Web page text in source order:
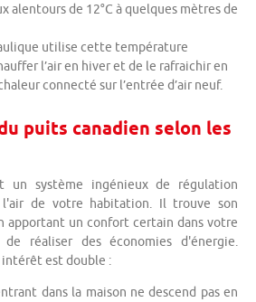
alentours de 12°C à quelques mètres de
utilise cette température
l’air en hiver et de le rafraichir en
connecté sur l’entrée d’air neuf.
puits canadien selon les
un système ingénieux de régulation
l'air de votre habitation. Il trouve son
un confort certain dans votre
réaliser des économies d'énergie.
intérêt est double :
dans la maison ne descend pas en